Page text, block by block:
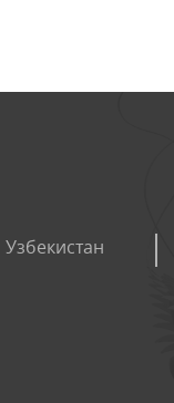
Узбекистан